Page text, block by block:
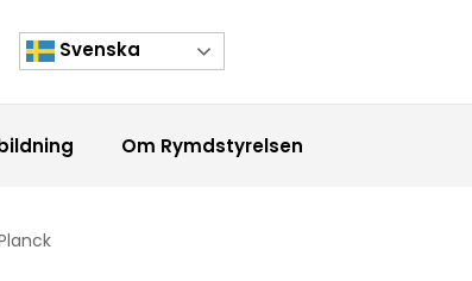
Svenska
Om Rymdstyrelsen